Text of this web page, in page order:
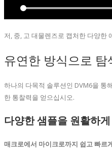
저, 중, 고 대물렌즈로 캡처한 다양한
유연한 방식으로 탐
하나의 다목적 솔루션인 DVM6을 통
한 통찰력을 얻으십시오.
다양한 샘플을 원활하
매크로에서 마이크로까지 쉽고 빠르